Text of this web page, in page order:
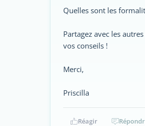
Quelles sont les
Partagez avec les
vos conseils !
Merci,
Priscilla
Réagir